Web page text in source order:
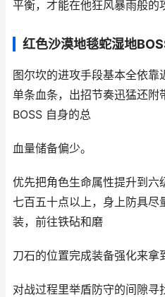
平衡，才能在他狂风暴雨般的
红色沙漠地毯蛇湿地
图尔坎的进攻手段基本全依
单条血条，出招节奏迅猛还附
BOSS 自身的总
血量储备偏少。
优先把角色生命属性提升到六
七百五十点以上，身上防具尽
装，前往铁砧和磨
刀石的位置完成装备强化来拿
对战过程里举盾防守的间隙寻